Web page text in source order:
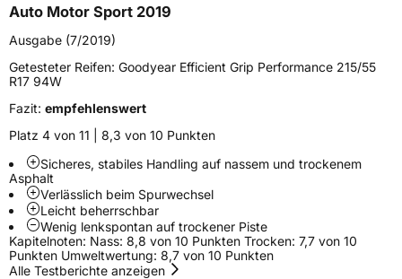
Schlauchtyp TL
Zustand Neureifen
RunflatROF
Empfohlen für BMW
EU Label
Effizienz D
Auto Motor Sport 2019
Ausgabe (7/2019)
Getesteter Reifen: Goodyear Efficient Grip Performance 215/55
R17 94W
Fazit: empfehlenswert
Platz 4 von 11 | 8,3 von 10 Punkten
Sicheres, stabiles Handling auf nassem und trockenem
Asphalt
Verlässlich beim Spurwechsel
Leicht beherrschbar
Wenig lenkspontan auf trockener Piste
Kapitelnoten: Nass: 8,8 von 10 Punkten Trocken: 7,7 von 10
Punkten Umweltwertung: 8,7 von 10 Punkten
Alle Testberichte anzeigen